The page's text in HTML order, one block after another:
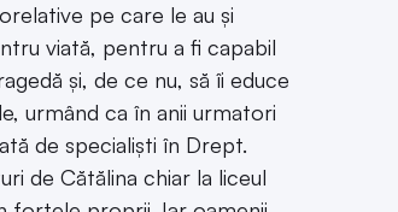
pe care le au și
viată, pentru a fi capabil
și, de ce nu, să îi educe
urmând ca în anii urmatori
de specialiști în Drept.
de Cătălina chiar la liceul